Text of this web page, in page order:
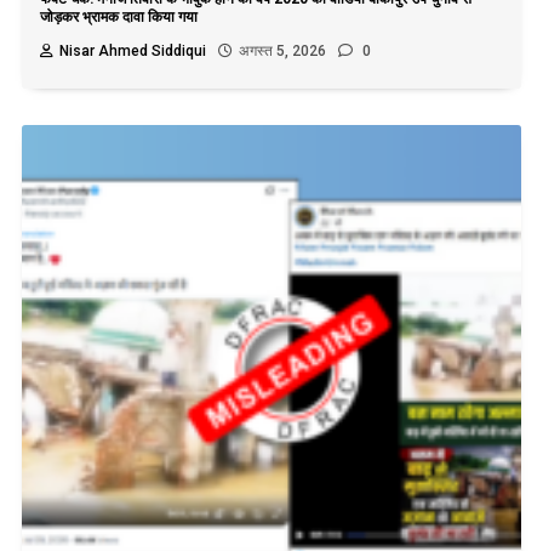
जोड़कर भ्रामक दावा किया गया
Nisar Ahmed Siddiqui
अगस्त 5, 2026 0